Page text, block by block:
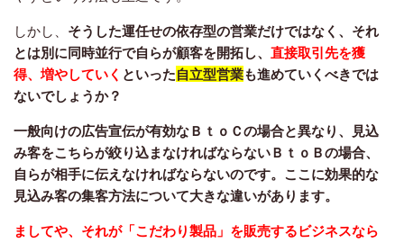
しかし、 そうした運任せの依存型の営業だけではなく、それ
とは別に同時並行で自らが顧客を開拓し、 直接取引先を獲
得、増やしていく といった自立型営業も進めていくべきでは
ないでしょうか？
一般向けの広告宣伝が有効なＢｔｏＣの場合と異なり、見込
み客をこちらが絞り込まなければならないＢｔｏＢの場合、
自らが相手に伝えなければならないのです。ここに効果的な
見込み客の集客方法について大きな違いがあります。
ましてや、それが「こだわり製品」を販売するビジネスなら